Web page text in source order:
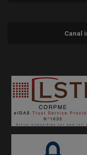
Canal